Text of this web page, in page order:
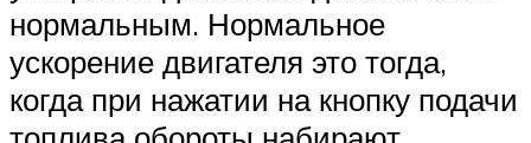
нормальным. Нормальное
ускорение двигателя это тогда,
когда при нажатии на кнопку подачи